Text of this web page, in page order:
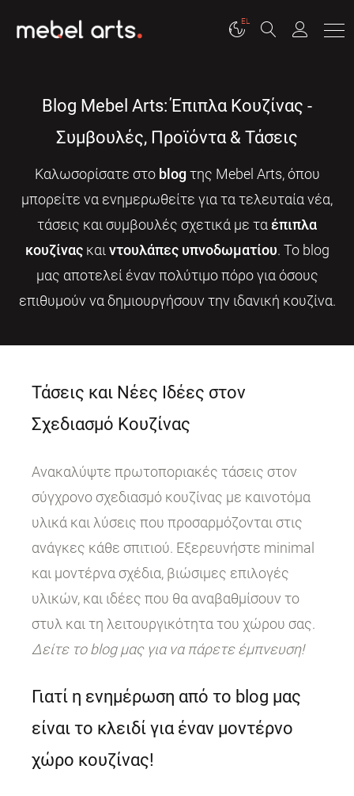
EL
Blog Mebel Arts: Έπιπλα Κουζίνας -
Συμβουλές, Προϊόντα & Τάσεις
Καλωσορίσατε στο blogτης Mebel Arts, όπου
μπορείτε να ενημερωθείτε για τα τελευταία νέα,
τάσεις και συμβουλές σχετικά με τα έπιπλα
κουζίναςκαι ντουλάπες υπνοδωματίου. Το blog
μας αποτελεί έναν πολύτιμο πόρο για όσους
επιθυμούν να δημιουργήσουν την ιδανική κουζίνα.
Τάσεις και Νέες Ιδέες στον
Σχεδιασμό Κουζίνας
Ανακαλύψτε πρωτοποριακές τάσεις στον
σύγχρονο σχεδιασμό κουζίνας με καινοτόμα
υλικά και λύσεις που προσαρμόζονται στις
ανάγκες κάθε σπιτιού. Εξερευνήστε minimal
και μοντέρνα σχέδια, βιώσιμες επιλογές
υλικών, και ιδέες που θα αναβαθμίσουν το
στυλ και τη λειτουργικότητα του χώρου σας.
Δείτε το blog μας για να πάρετε έμπνευση!
Γιατί η ενημέρωση από το blog μας
είναι το κλειδί για έναν μοντέρνο
χώρο κουζίνας!